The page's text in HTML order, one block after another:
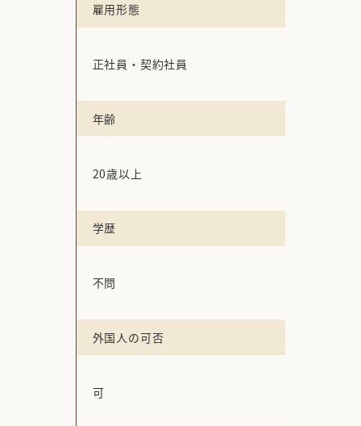
雇用形態
正社員・契約社員
年齢
20歳以上
学歴
不問
外国人の可否
可